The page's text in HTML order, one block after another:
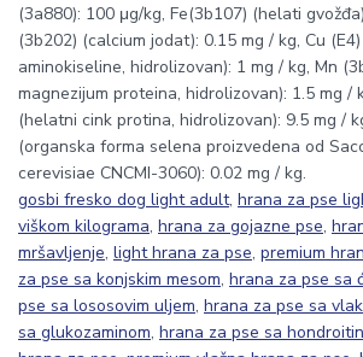
(3a880): 100 μg/kg, Fe(3b107) (helati
(3b202) (calcium jodat): 0.15 mg / kg, Cu
aminokiseline, hidrolizovan): 1 mg / kg, Mn
magnezijum proteina, hidrolizovan): 1.5 mg /
(helatni cink protina, hidrolizovan): 9.5 mg /
(organska forma selena proizvedena od
cerevisiae CNCMI-3060): 0.02 mg / kg.
gosbi fresko dog light adult, hrana za pse
viškom kilograma, hrana za gojazne pse,
mršavljenje, light hrana za pse, premium
za pse sa konjskim mesom, hrana za pse sa
pse sa lososovim uljem, hrana za pse sa
sa glukozaminom, hrana za pse sa